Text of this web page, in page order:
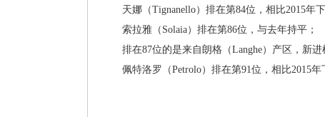
天娜（Tignanello）排在第84位，相比2015年下
索拉雅（Solaia）排在第86位，与去年持平；
排在87位的是来自朗格（Langhe）产区，新进
佩特洛罗（Petrolo）排在第91位，相比2015年